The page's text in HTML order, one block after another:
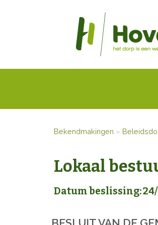
Bekendmakingen »
Lokaal
Datum beslissing: